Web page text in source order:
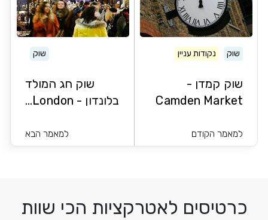
שוק נקודות עניין
שוק קמדן -
Camden Market
למאמר הקודם
שוק
שוק חג המולד
בלונדון - London...
למאמר הבא
כרטיסים לאטרקציות הכי שוות